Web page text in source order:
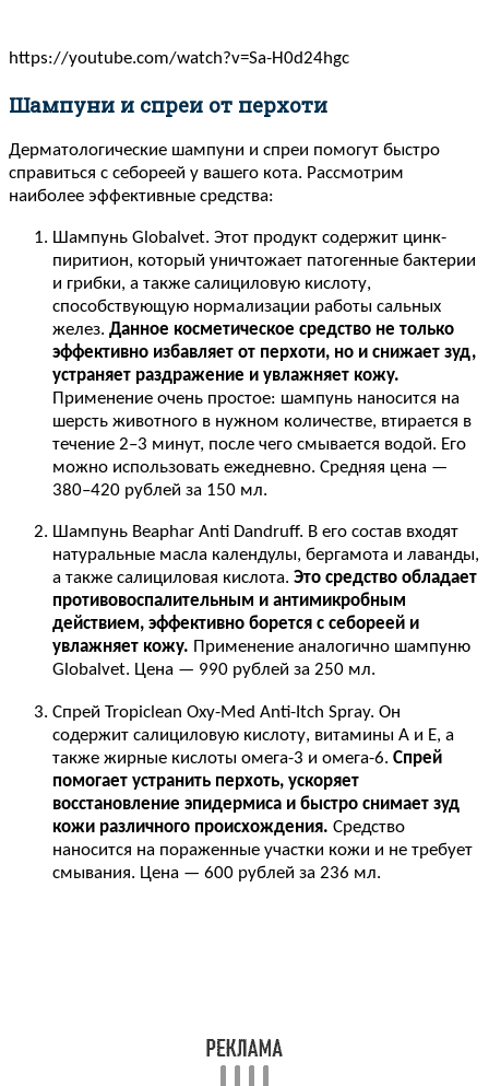
https://youtube.com/watch?v=Sa-H0d24hgc
Шампуни и спреи от перхоти
Дерматологические шампуни и спреи помогут быстро
справиться с себореей у вашего кота. Рассмотрим
наиболее эффективные средства:
Шампунь Globalvet. Этот продукт содержит цинк-
пиритион, который уничтожает патогенные бактерии
и грибки, а также салициловую кислоту,
способствующую нормализации работы сальных
желез. Данное косметическое средство не только
эффективно избавляет от перхоти, но и снижает зуд,
устраняет раздражение и увлажняет кожу.
Применение очень простое: шампунь наносится на
шерсть животного в нужном количестве, втирается в
течение 2–3 минут, после чего смывается водой. Его
можно использовать ежедневно. Средняя цена —
380–420 рублей за 150 мл.
Шампунь Beaphar Anti Dandruff. В его состав входят
натуральные масла календулы, бергамота и лаванды,
а также салициловая кислота. Это средство обладает
противовоспалительным и антимикробным
действием, эффективно борется с себореей и
увлажняет кожу. Применение аналогично шампуню
Globalvet. Цена — 990 рублей за 250 мл.
Спрей Tropiclean Oxy-Med Anti-Itch Spray. Он
содержит салициловую кислоту, витамины А и Е, а
также жирные кислоты омега-3 и омега-6. Спрей
помогает устранить перхоть, ускоряет
восстановление эпидермиса и быстро снимает зуд
кожи различного происхождения. Средство
наносится на пораженные участки кожи и не требует
смывания. Цена — 600 рублей за 236 мл.